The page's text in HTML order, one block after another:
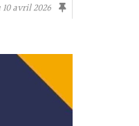
avril 2026